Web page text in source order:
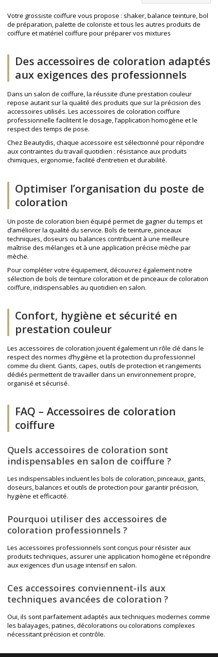
Votre grossiste coiffure vous propose : shaker, balance teinture, bol
de préparation, palette de coloriste et tous les autres produits de
coiffure et matériel coiffure pour préparer vos mixtures
Des accessoires de coloration adaptés
aux exigences des professionnels
Dans un salon de coiffure, la réussite d’une prestation couleur
repose autant sur la qualité des produits que sur la précision des
accessoires utilisés. Les accessoires de coloration coiffure
professionnelle facilitent le dosage, l’application homogène et le
respect des temps de pose.
Chez Beautydis, chaque accessoire est sélectionné pour répondre
aux contraintes du travail quotidien : résistance aux produits
chimiques, ergonomie, facilité d’entretien et durabilité.
Optimiser l’organisation du poste de
coloration
Un poste de coloration bien équipé permet de gagner du temps et
d’améliorer la qualité du service. Bols de teinture, pinceaux
techniques, doseurs ou balances contribuent à une meilleure
maîtrise des mélanges et à une application précise mèche par
mèche.
Pour compléter votre équipement, découvrez également notre
sélection de bols de teinture coloration et de pinceaux de coloration
coiffure , indispensables au quotidien en salon.
Confort, hygiène et sécurité en
prestation couleur
Les accessoires de coloration jouent également un rôle clé dans le
respect des normes d’hygiène et la protection du professionnel
comme du client. Gants, capes, outils de protection et rangements
dédiés permettent de travailler dans un environnement propre,
organisé et sécurisé.
FAQ – Accessoires de coloration
coiffure
Quels accessoires de coloration sont
indispensables en salon de coiffure ?
Les indispensables incluent les bols de coloration, pinceaux, gants,
doseurs, balances et outils de protection pour garantir précision,
hygiène et efficacité.
Pourquoi utiliser des accessoires de
coloration professionnels ?
Les accessoires professionnels sont conçus pour résister aux
produits techniques, assurer une application homogène et répondre
aux exigences d’un usage intensif en salon.
Ces accessoires conviennent-ils aux
techniques avancées de coloration ?
Oui, ils sont parfaitement adaptés aux techniques modernes comme
les balayages, patines, décolorations ou colorations complexes
nécessitant précision et contrôle.